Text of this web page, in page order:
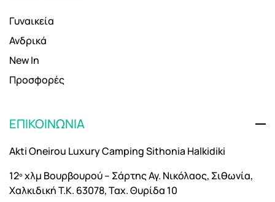
Γυναικεία
Ανδρικά
New In
Προσφορές
ΕΠΙΚΟΙΝΩΝΙΑ
Akti Oneirou Luxury Camping Sithonia Halkidiki
12º χλμ Βουρβουρού – Σάρτης Αγ. Νικόλαος, Σιθωνία,
Χαλκιδική Τ.Κ. 63078, Ταχ. Θυρίδα 10